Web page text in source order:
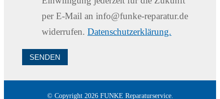
per E-Mail an info@funke-reparatur.de
widerrufen.Datenschutzerklärung.
SENDEN
© Copyright 2026FUNKE Reparaturservice.